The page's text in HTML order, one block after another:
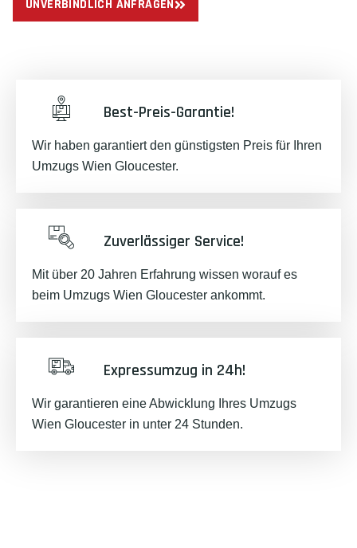
UNVERBINDLICH ANFRAGEN
Best-Preis-Garantie!
Wir haben garantiert den günstigsten Preis für Ihren
Umzugs Wien Gloucester.
Zuverlässiger Service!
Mit über 20 Jahren Erfahrung wissen worauf es
beim Umzugs Wien Gloucester ankommt.
Expressumzug in 24h!
Wir garantieren eine Abwicklung Ihres Umzugs
Wien Gloucester in unter 24 Stunden.